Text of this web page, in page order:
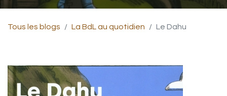
Tous les blogs La BdL au quotidien Le Dahu